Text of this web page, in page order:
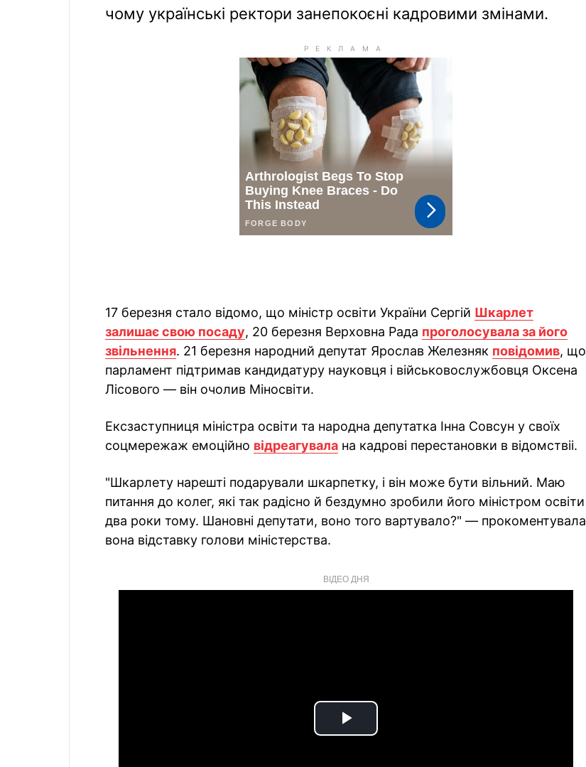
чому українські ректори занепокоєні кадровими змінами.
17 березня стало відомо, що міністр освіти України Сергій Шкарлет
залишає свою посаду, 20 березня Верховна Рада проголосувала за його
звільнення. 21 березня народний депутат Ярослав Железняк повідомив, що
парламент підтримав кандидатуру науковця і військовослужбовця Оксена
Лісового — він очолив Міносвіти.
Ексзаступниця міністра освіти та народна депутатка Інна Совсун у своїх
соцмережаж емоційно відреагувала на кадрові перестановки в відомствіі.
"Шкарлету нарешті подарували шкарпетку, і він може бути вільний. Маю
питання до колег, які так радісно й бездумно зробили його міністром освіти
два роки тому. Шановні депутати, воно того вартувало?" — прокоментувала
вона відставку голови міністерства.
ВІДЕО ДНЯ
Play